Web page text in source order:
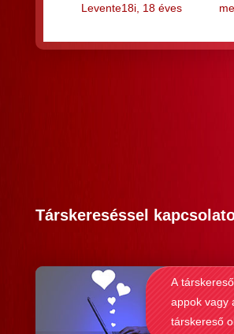
Levente18i, 18 éves
Társkereséssel
A társkereső
appok vagy
társkereső